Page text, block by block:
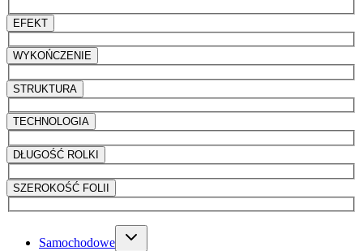
EFEKT
WYKOŃCZENIE
STRUKTURA
TECHNOLOGIA
DŁUGOŚĆ ROLKI
SZEROKOŚĆ FOLII
Samochodowe